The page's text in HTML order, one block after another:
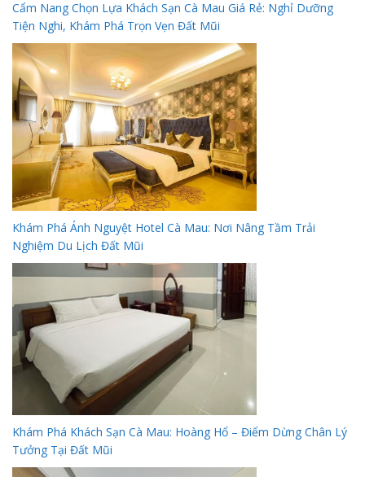
Cẩm Nang Chọn Lựa Khách Sạn Cà Mau Giá Rẻ: Nghỉ Dưỡng
Tiện Nghi, Khám Phá Trọn Vẹn Đất Mũi
Khám Phá Ánh Nguyệt Hotel Cà Mau: Nơi Nâng Tầm Trải
Nghiệm Du Lịch Đất Mũi
Khám Phá Khách Sạn Cà Mau: Hoàng Hổ – Điểm Dừng Chân Lý
Tưởng Tại Đất Mũi